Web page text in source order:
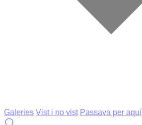
Galeries Vist i no vist Passava per aquí